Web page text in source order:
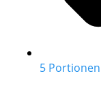
5